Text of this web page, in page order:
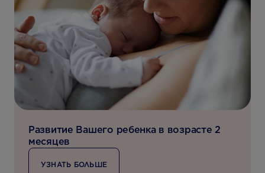
Развитие Вашего ребенка в возрасте 2
месяцев
УЗНАТЬ БОЛЬШЕ